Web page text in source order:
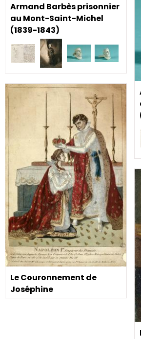
Armand Barbès prisonnier
au Mont-Saint-Michel
(1839-1843)
Le Couronnement de
Joséphine